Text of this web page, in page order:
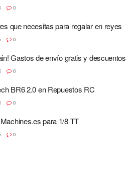
0
que necesitas para regalar en reyes
0
Gastos de envío gratis y descuentos
0
BR6 2.0 en Repuestos RC
0
para 1/8 TT
0